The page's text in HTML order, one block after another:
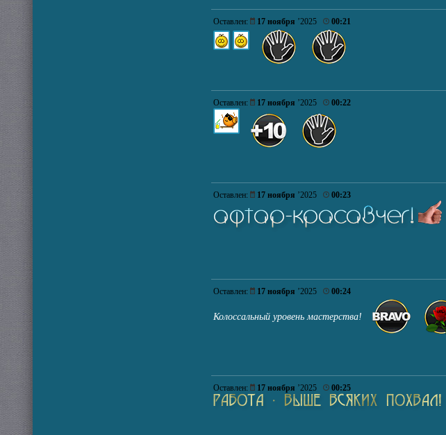
Оставлен: 17 ноября ’2025 00:21
Оставлен: 17 ноября ’2025 00:22
Оставлен: 17 ноября ’2025 00:23
Оставлен: 17 ноября ’2025 00:24
Колоссальный уровень мастерства!
Оставлен: 17 ноября ’2025 00:25